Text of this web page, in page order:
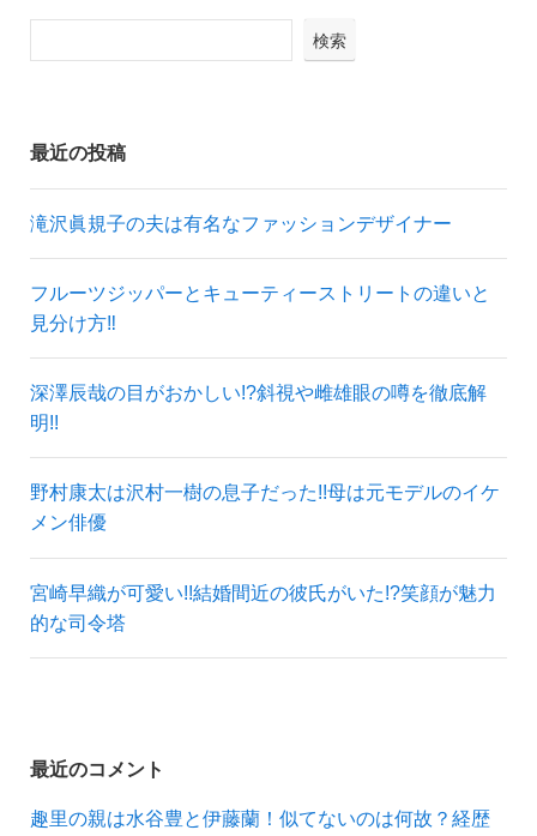
検索
最近の投稿
滝沢眞規子の夫は有名なファッションデザイナー
フルーツジッパーとキューティーストリートの違いと
見分け方‼
深澤辰哉の目がおかしい!?斜視や雌雄眼の噂を徹底解
明!!
野村康太は沢村一樹の息子だった!!母は元モデルのイケ
メン俳優
宮崎早織が可愛い!!結婚間近の彼氏がいた!?笑顔が魅力
的な司令塔
最近のコメント
趣里の親は水谷豊と伊藤蘭！似てないのは何故？経歴